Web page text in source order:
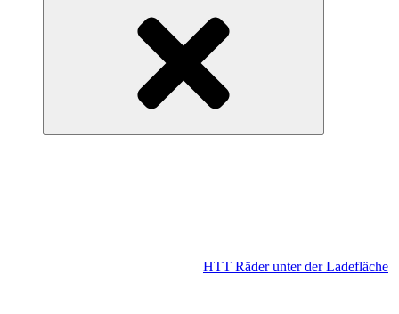
HTT Räder unter der Ladefläche